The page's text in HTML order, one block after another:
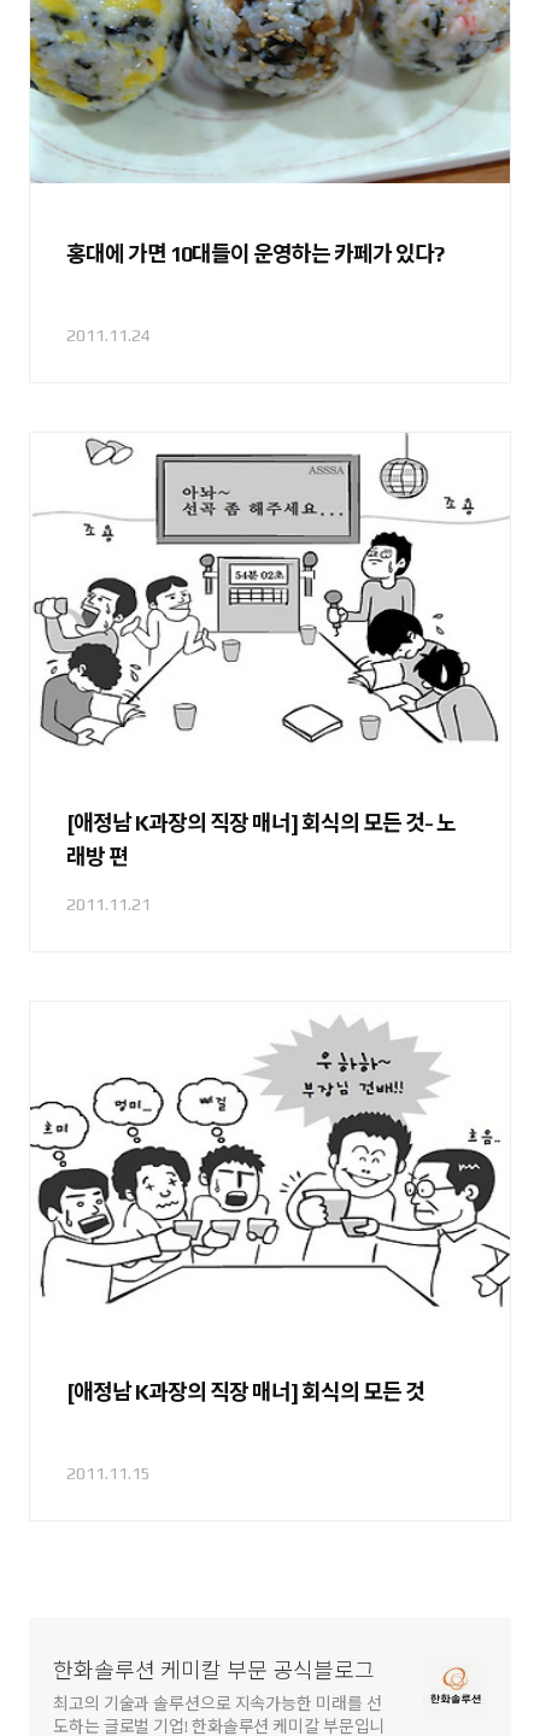
홍대에 가면 10대들이 운영하는 카페가 있다?
2011.11.24
[애정남 K과장의 직장 매너] 회식의 모든 것- 노
래방 편
2011.11.21
[애정남 K과장의 직장 매너] 회식의 모든 것
2011.11.15
한화솔루션 케미칼 부문 공식블로그
최고의 기술과 솔루션으로 지속가능한 미래를 선
도하는 글로벌 기업! 한화솔루션 케미칼 부문입니